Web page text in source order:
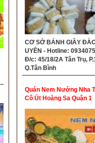
CƠ SỞ BÁNH GIẦY
UYÊN - Hotline:
Đ/c: 45/18/2A Tân Trụ,
Q.Tân Bình
Quán Nem Nướng Nha
Cô Út Hoàng Sa Quận 1